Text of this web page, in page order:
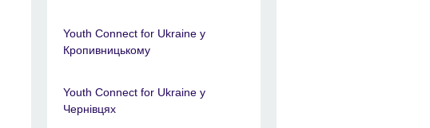
Youth Connect for Ukraine у
Кропивницькому
Youth Connect for Ukraine у
Чернівцях